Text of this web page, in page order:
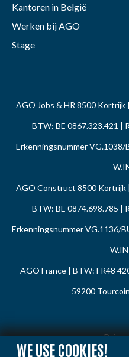
WE USE COOKIES!
Kantoren in België
Werken bij AGO
Stage
AGO Jobs & HR 8500
BTW: BE 0867.323.421 |
Erkenningsnummer
AGO Construct 8500 Kortrijk
BTW: BE 0874.698.785 |
Erkenningsnummer VG.1136/
AGO France | BTW: FR48
59200